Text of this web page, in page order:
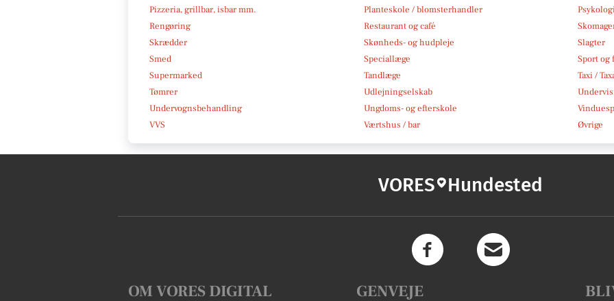
Pizzeria, grillbar, isbar mm.
Planteskole / blomsterhandler
Rengøring
Restaurant og café
Skrædder
Skønheds- og hudpleje
Slagter
Smed
Speciallæge
Sport
Supermarked
Tandlæge
Taxi /
Tømrer
Udlejningselskab
Undervognsbehandling
Ungdoms- og efterskole
VVS
Værtshus / bar Øvrige
VORES Hundested
OM VORES DIGITAL GENVEJE